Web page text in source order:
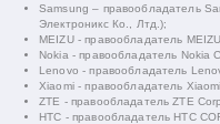
Samsung – правообладатель
Электроникс Ко., Лтд.);
MEIZU - правообладатель
Nokia - правообладатель Nokia
Lenovo - правообладатель
Xiaomi - правообладатель
ZTE - правообладатель ZTE
HTC - правообладатель HTC